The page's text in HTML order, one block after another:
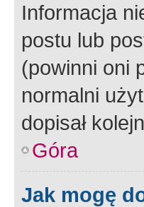
Informacja
postu lub
(powinni oni
normalni
dopisał
Góra
Jak mogę